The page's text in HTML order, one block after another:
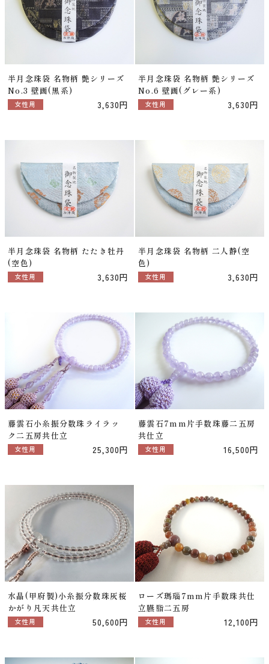
半月念珠袋 名物柄 艶シリーズ
No.3 壁画(黒系)
3,630円
女性用
半月念珠袋 名物柄 艶シリーズ
No.6 壁画(グレー系)
3,630円
女性用
半月念珠袋 名物柄 たたき牡丹
(空色)
3,630円
女性用
半月念珠袋 名物柄 二人静(空
色)
3,630円
女性用
藤雲石小糸振分数珠ライラッ
ク二五房共仕立
25,300円
女性用
藤雲石7mm片手数珠藤二五房
共仕立
16,500円
女性用
水晶(甲府製)小糸振分数珠灰桜
かがり凡天共仕立
50,600円
女性用
ローズ瑪瑙7mm片手数珠共仕
立臙脂二五房
12,100円
女性用